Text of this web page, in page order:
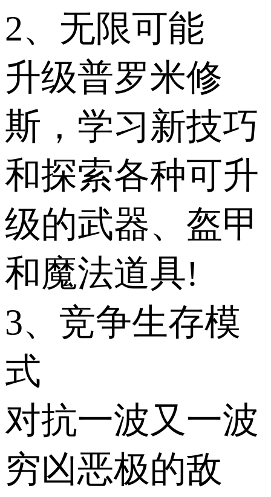
2、无限可能
升级普罗米修
斯，学习新技巧
和探索各种可升
级的武器、盔甲
和魔法道具!
3、竞争生存模
式
对抗一波又一波
穷凶恶极的敌